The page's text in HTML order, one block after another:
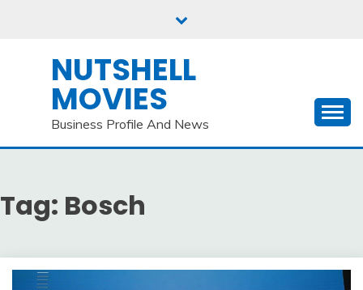
NUTSHELL
MOVIES
Business Profile And News
Tag: Bosch